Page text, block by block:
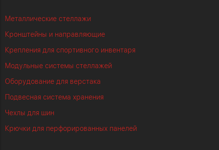
Металлические стеллажи
Кронштейны и направляющие
Крепления для спортивного инвентаря
Модульные системы стеллажей
Оборудование для верстака
Подвесная система хранения
Чехлы для шин
Крючки для перфорированных панелей